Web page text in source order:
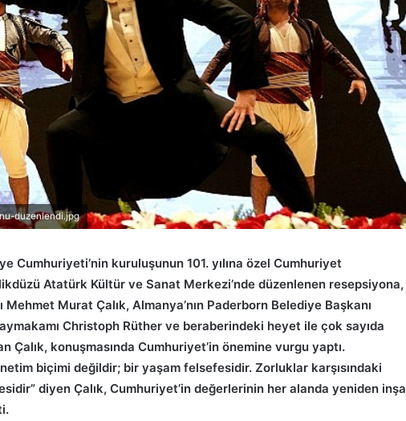
duzenlendi.jpg
Cumhuriyeti’nin kuruluşunun 101. yılına özel Cumhuriyet
Atatürk Kültür ve Sanat Merkezi’nde düzenlenen resepsiyona,
Murat Çalık, Almanya’nın Paderborn Belediye Başkanı
Christoph Rüther ve beraberindeki heyet ile çok sayıda
Çalık, konuşmasında Cumhuriyet’in önemine vurgu yaptı.
biçimi değildir; bir yaşam felsefesidir. Zorluklar karşısındaki
diyen Çalık, Cumhuriyet’in değerlerinin her alanda yeniden inşa